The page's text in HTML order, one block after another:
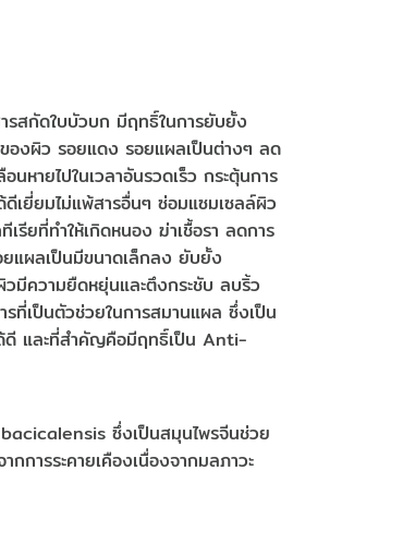
กัดใบบัวบก มีฤทธิ์ในการยับยั้ง
องผิว รอยแดง รอยแผลเป็นต่างๆ ลด
นหายไปในเวลาอันรวดเร็ว กระตุ้นการ
ยี่ยมไม่แพ้สารอื่นๆ ซ่อมแซมเซลล์ผิว
รียที่ทำให้เกิดหนอง ฆ่าเชื้อรา ลดการ
ยแผลเป็นมีขนาดเล็กลง ยับยั้ง
มีความยืดหยุ่นและตึงกระชับ ลบริ้ว
ที่เป็นตัวช่วยในการสมานแผล ซึ่งเป็น
ด้ดี และที่สำคัญคือมีฤทธิ์เป็น Anti-
ซึ่งเป็นสมุนไพรจีนช่วย
การระคายเคืองเนื่องจากมลภาวะ